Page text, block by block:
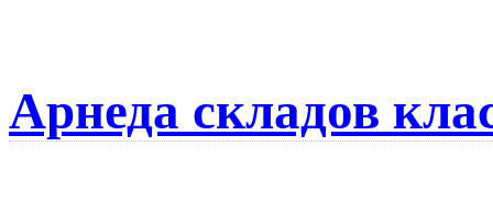
Арнеда складов